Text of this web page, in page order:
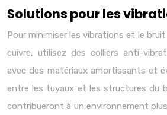
Solutions pour les
Pour minimiser les vibrations et le
cuivre, utilisez des colliers anti-
avec des matériaux amortissants et
entre les tuyaux et les structures du
contribueront à un environnement